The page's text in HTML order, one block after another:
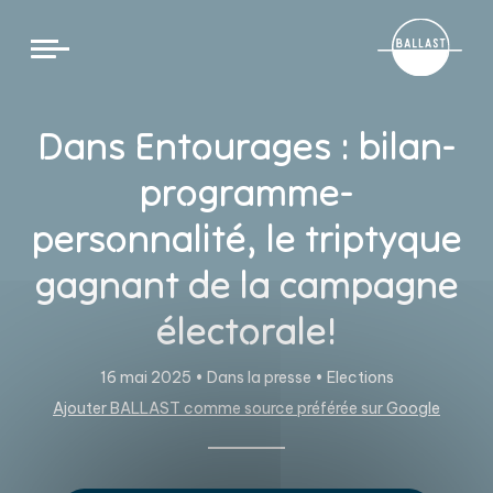
Dans Entourages : bilan-
programme-
personnalité, le triptyque
gagnant de la campagne
électorale!
16 mai 2025 • Dans la presse • Elections
Ajouter BALLAST comme source préférée sur Google